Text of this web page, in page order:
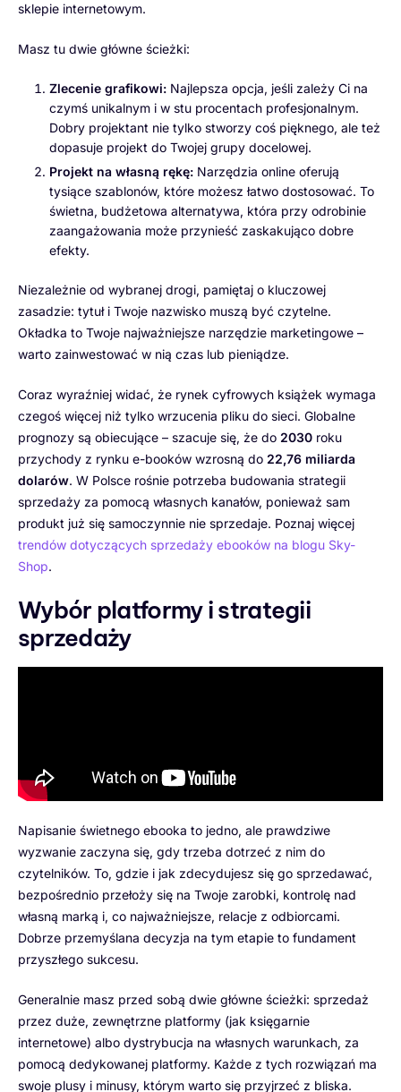
sklepie internetowym.
Masz tu dwie główne ścieżki:
Zlecenie grafikowi: Najlepsza opcja, jeśli zależy Ci na
czymś unikalnym i w stu procentach profesjonalnym.
Dobry projektant nie tylko stworzy coś pięknego, ale też
dopasuje projekt do Twojej grupy docelowej.
Projekt na własną rękę: Narzędzia online oferują
tysiące szablonów, które możesz łatwo dostosować. To
świetna, budżetowa alternatywa, która przy odrobinie
zaangażowania może przynieść zaskakująco dobre
efekty.
Niezależnie od wybranej drogi, pamiętaj o kluczowej
zasadzie: tytuł i Twoje nazwisko muszą być czytelne.
Okładka to Twoje najważniejsze narzędzie marketingowe –
warto zainwestować w nią czas lub pieniądze.
Coraz wyraźniej widać, że rynek cyfrowych książek wymaga
czegoś więcej niż tylko wrzucenia pliku do sieci. Globalne
prognozy są obiecujące – szacuje się, że do 2030 roku
przychody z rynku e-booków wzrosną do 22,76 miliarda
dolarów. W Polsce rośnie potrzeba budowania strategii
sprzedaży za pomocą własnych kanałów, ponieważ sam
produkt już się samoczynnie nie sprzedaje. Poznaj więcej
trendów dotyczących sprzedaży ebooków na blogu Sky-
Shop.
Wybór platformy i strategii
sprzedaży
Napisanie świetnego ebooka to jedno, ale prawdziwe
wyzwanie zaczyna się, gdy trzeba dotrzeć z nim do
czytelników. To, gdzie i jak zdecydujesz się go sprzedawać,
bezpośrednio przełoży się na Twoje zarobki, kontrolę nad
własną marką i, co najważniejsze, relacje z odbiorcami.
Dobrze przemyślana decyzja na tym etapie to fundament
przyszłego sukcesu.
Generalnie masz przed sobą dwie główne ścieżki: sprzedaż
przez duże, zewnętrzne platformy (jak księgarnie
internetowe) albo dystrybucja na własnych warunkach, za
pomocą dedykowanej platformy. Każde z tych rozwiązań ma
swoje plusy i minusy, którym warto się przyjrzeć z bliska.